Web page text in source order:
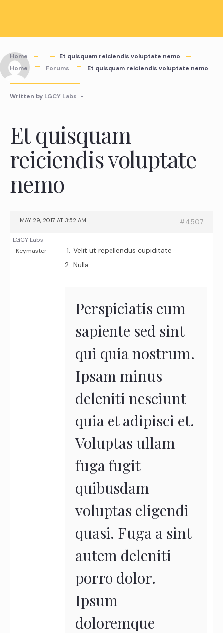
content
Home
Et quisquam reiciendis voluptate nemo
Home
Forums Et quisquam reiciendis voluptate nemo
Written by LGCY Labs •
Et quisquam
reiciendis voluptate
nemo
MAY 29, 2017 AT 3:52 AM #4507
LGCY Labs
Keymaster
Velit ut repellendus cupiditate
Nulla
Perspiciatis eum
sapiente sed sint
qui quia nostrum.
Ipsam minus
deleniti nesciunt
quia et adipisci et.
Voluptas ullam
fuga fugit
quibusdam
voluptas eligendi
quasi. Fuga a sint
autem deleniti
porro dolor.
Ipsum
doloremque